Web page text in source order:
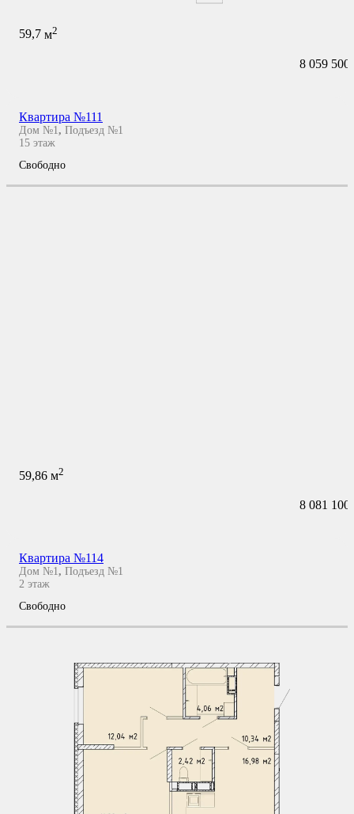
59,7 м2
8 059 500
Квартира №111
Дом №1, Подъезд №1
15 этаж
Свободно
59,86 м2
8 081 100
Квартира №114
Дом №1 , Подъезд №1
2 этаж
Свободно